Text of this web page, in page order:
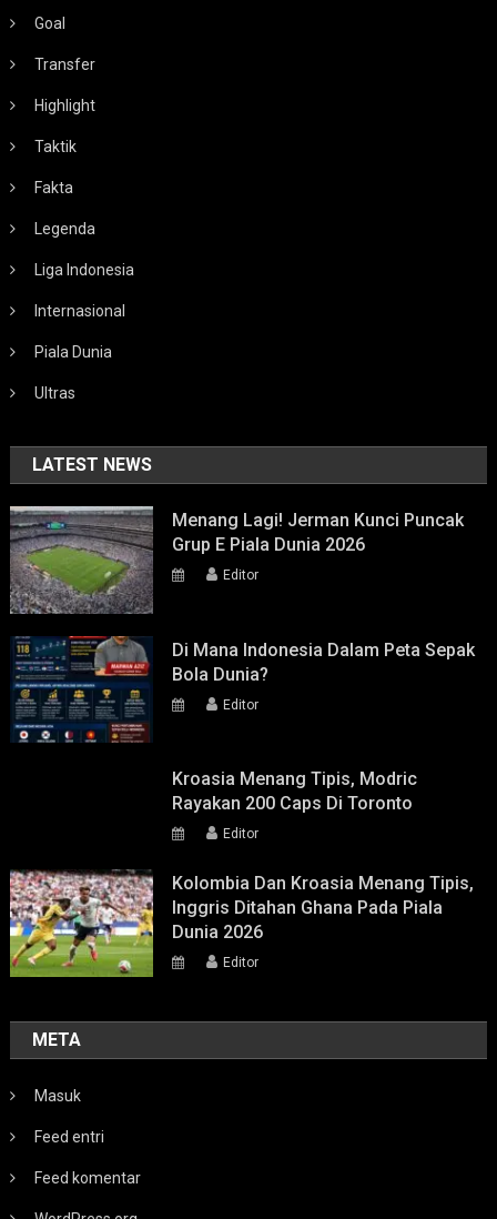
Goal
Transfer
Highlight
Taktik
Fakta
Legenda
Liga Indonesia
Internasional
Piala Dunia
Ultras
LATEST NEWS
Menang Lagi! Jerman Kunci Puncak
Grup E Piala Dunia 2026
Editor
Di Mana Indonesia Dalam Peta Sepak
Bola Dunia?
Editor
Kroasia Menang Tipis, Modric
Rayakan 200 Caps Di Toronto
Editor
Kolombia Dan Kroasia Menang Tipis,
Inggris Ditahan Ghana Pada Piala
Dunia 2026
Editor
META
Masuk
Feed entri
Feed komentar